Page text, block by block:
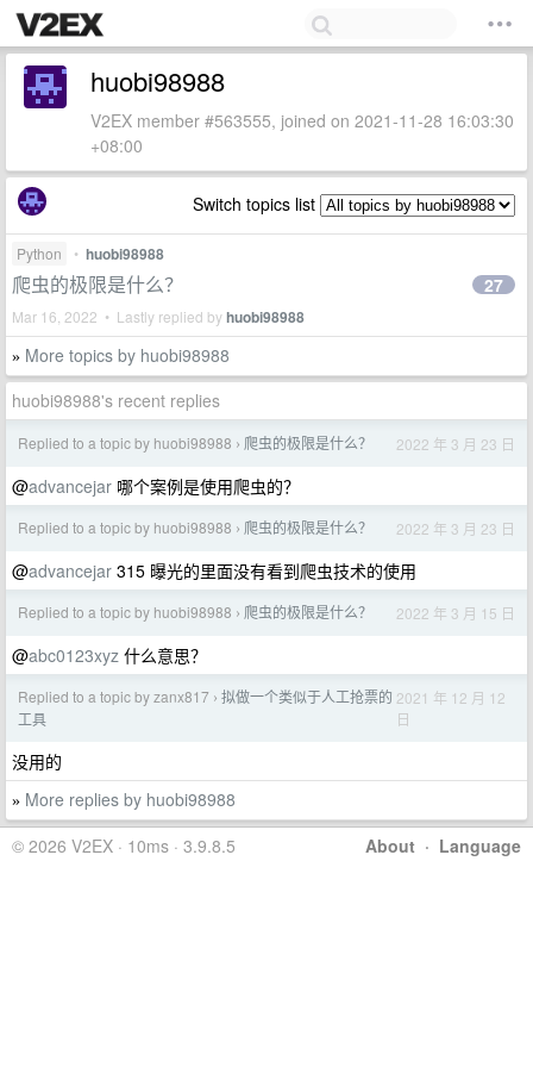
huobi98988
V2EX member #563555, joined on 2021-11-28 16:03:30
+08:00
Switch topics list
Python • huobi98988
爬虫的极限是什么？
Mar 16, 2022 • Lastly replied byhuobi98988
27
» More topics by huobi98988
huobi98988's recent replies
Replied to a topic by huobi98988 › 爬虫的极限是什么？ 2022 年 3 月 23 日
@advancejar 哪个案例是使用爬虫的？
Replied to a topic by huobi98988 › 爬虫的极限是什么？ 2022 年 3 月 23 日
@advancejar 315 曝光的里面没有看到爬虫技术的使用
Replied to a topic by huobi98988 › 爬虫的极限是什么？ 2022 年 3 月 15 日
@abc0123xyz 什么意思？
Replied to a topic by zanx817 › 拟做一个类似于人工抢票的
工具
2021 年 12 月 12
日
没用的
» More replies by huobi98988
About · Language
© 2026 V2EX · 10ms · 3.9.8.5